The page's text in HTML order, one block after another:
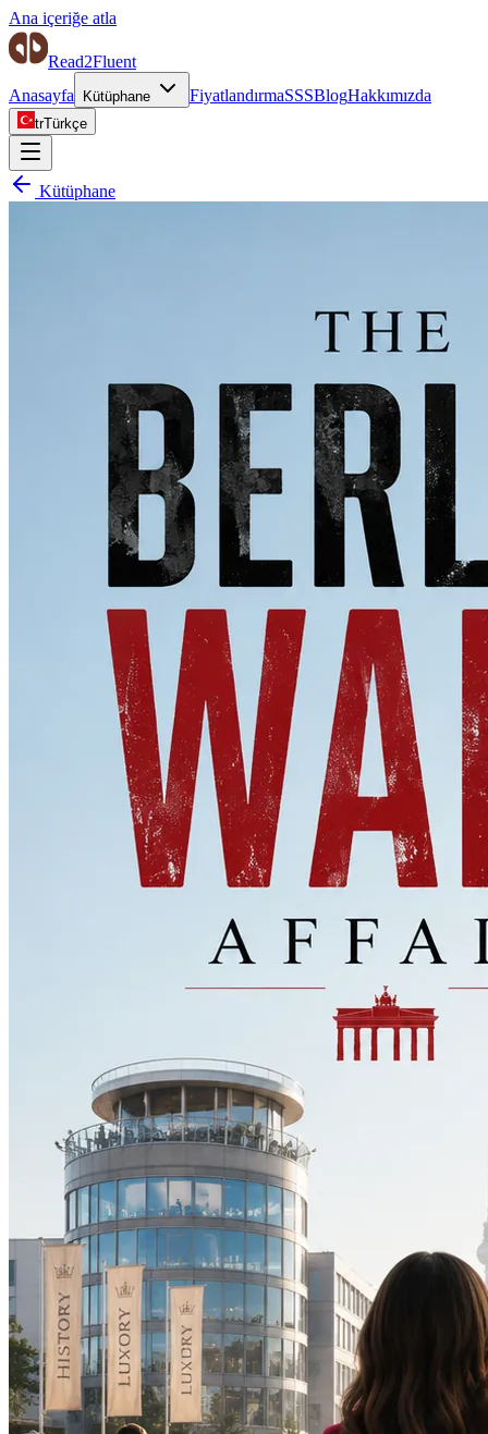
Ana içeriğe atla
Read2Fluent
Anasayfa
Kütüphane FiyatlandırmaSSSBlogHakkımızda
trTürkçe
Kütüphane